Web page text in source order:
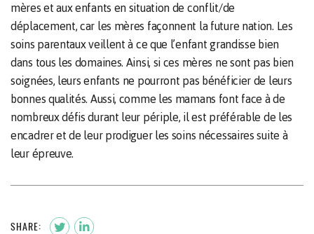
mères et aux enfants en situation de conflit/de
déplacement, car les mères façonnent la future nation. Les
soins parentaux veillent à ce que l’enfant grandisse bien
dans tous les domaines. Ainsi, si ces mères ne sont pas bien
soignées, leurs enfants ne pourront pas bénéficier de leurs
bonnes qualités. Aussi, comme les mamans font face à de
nombreux défis durant leur périple, il est préférable de les
encadrer et de leur prodiguer les soins nécessaires suite à
leur épreuve.
SHARE: